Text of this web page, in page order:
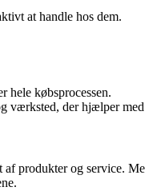
at handle hos dem.
hele købsprocessen.
værksted, der hjælper med
produkter og service.